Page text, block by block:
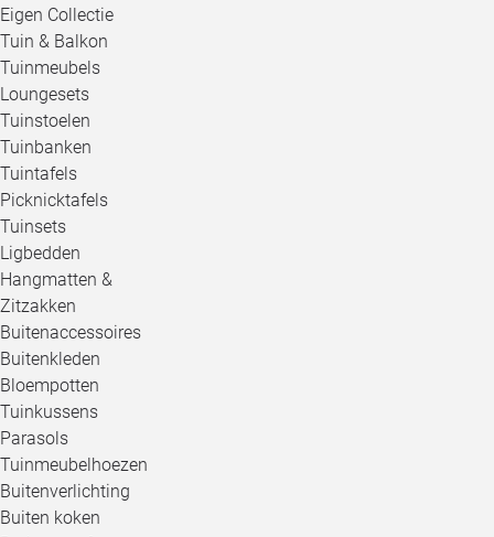
Eigen Collectie
Tuin & Balkon
Tuinmeubels
Loungesets
Tuinstoelen
Tuinbanken
Tuintafels
Picknicktafels
Tuinsets
Ligbedden
Hangmatten &
Zitzakken
Buitenaccessoires
Buitenkleden
Bloempotten
Tuinkussens
Parasols
Tuinmeubelhoezen
Buitenverlichting
Buiten koken